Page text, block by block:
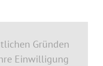
Gründen
Einwilligung